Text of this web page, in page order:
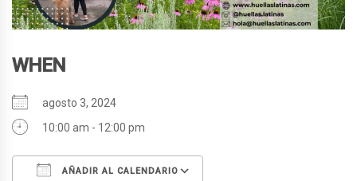
WHEN
agosto 3, 2024
10:00 am - 12:00 pm
AÑADIR AL CALENDARIO